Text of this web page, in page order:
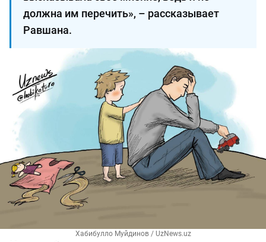
должна им перечить», – рассказывает
Равшана.
Хабибулло Муйдинов / UzNews.uz